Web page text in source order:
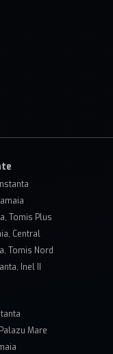
Tomis Plus
Central
Tomis Nord
Inel II
Mare